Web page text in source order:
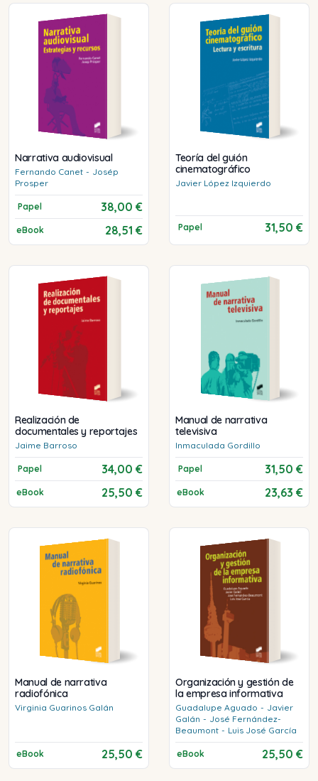
Narrativa audiovisual
Fernando Canet - Josép
Prosper
Papel 38,00 €
eBook 28,51 €
Teoría del guión
cinematográfico
Javier López Izquierdo
Papel 31,50 €
Realización de
documentales y reportajes
Jaime Barroso
Papel 34,00 €
eBook 25,50 €
Manual de narrativa
televisiva
Inmaculada Gordillo
Papel 31,50 €
eBook 23,63 €
Manual de narrativa
radiofónica
Virginia Guarinos Galán
eBook 25,50 €
Organización y gestión de
la empresa informativa
Guadalupe Aguado - Javier
Galán - José Fernández-
Beaumont - Luis José García
eBook 25,50 €